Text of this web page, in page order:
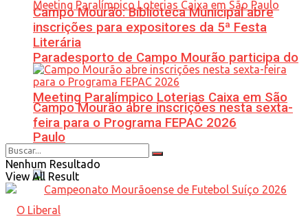
Paradesporto de Campo Mourão participa do
Meeting Paralímpico Loterias Caixa em São
Paulo
Campo Mourão: Biblioteca Municipal abre
inscrições para expositores da 5ª Festa
Literária
Campo Mourão abre inscrições nesta sexta-
feira para o Programa FEPAC 2026
Nenhum Resultado
View All Result